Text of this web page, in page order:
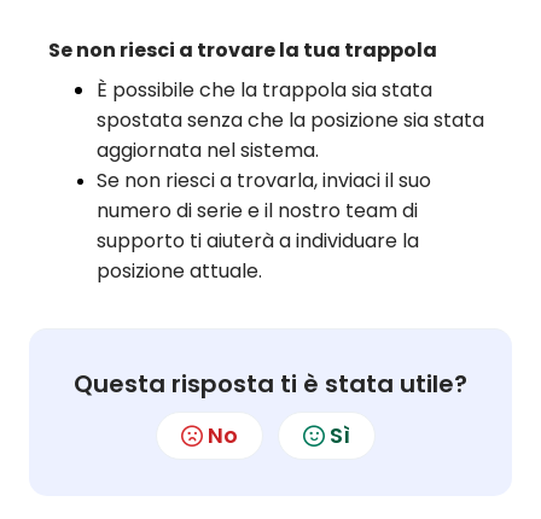
Se non riesci a trovare la tua trappola
È possibile che la trappola sia stata
spostata senza che la posizione sia stata
aggiornata nel sistema.
Se non riesci a trovarla, inviaci il suo
numero di serie e il nostro team di
supporto ti aiuterà a individuare la
posizione attuale.
Questa risposta ti è stata utile?
No Sì